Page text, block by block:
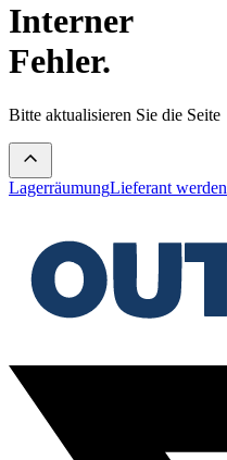
Interner
Fehler.
Bitte aktualisieren Sie die Seite
LagerräumungLieferant werden